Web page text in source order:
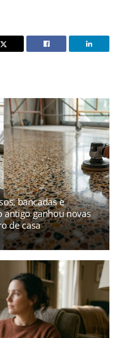
bancadas e
antigo ganhou novas
de casa